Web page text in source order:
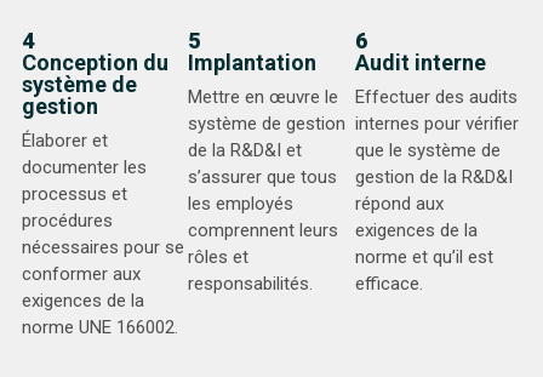
4
Conception du
système de
gestion
Élaborer et
documenter les
processus et
procédures
nécessaires pour se
conformer aux
exigences de la
norme UNE 166002.
5
Implantation
Mettre en œuvre le
système de gestion
de la R&D&I et
s’assurer que tous
les employés
comprennent leurs
rôles et
responsabilités.
6
Audit interne
Effectuer des audits
internes pour vérifier
que le système de
gestion de la R&D&I
répond aux
exigences de la
norme et qu’il est
efficace.